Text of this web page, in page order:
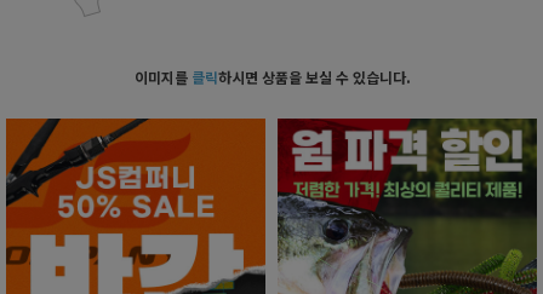
이미지를 클릭하시면 상품을 보실 수 있습니다.